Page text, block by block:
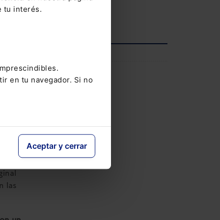
tu interés.
en tu navegador. Si no
Aceptar y cerrar
las
Saber más